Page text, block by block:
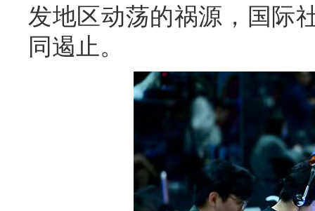
发地区动荡的祸源，国际
同遏止。